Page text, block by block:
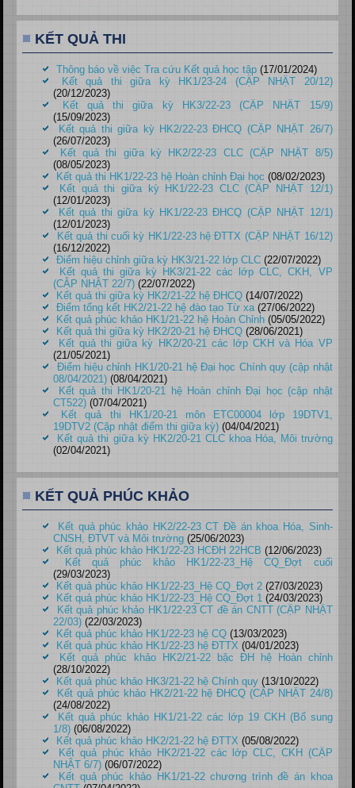
KẾT QUẢ THI
Thông báo về việc Tra cứu Kết quả học tập (17/01/2024)
Kết quả thi giữa kỳ HK1/23-24 (CẬP NHẬT 20/12)
(20/12/2023)
Kết quả thi giữa kỳ HK3/22-23 (CẬP NHẬT 15/9)
(15/09/2023)
Kết quả thi giữa kỳ HK2/22-23 ĐHCQ (CẬP NHẬT 26/7)
(26/07/2023)
Kết quả thi giữa kỳ HK2/22-23 CLC (CẬP NHẬT 8/5)
(08/05/2023)
Kết quả thi HK1/22-23 hệ Hoàn chỉnh Đại học (08/02/2023)
Kết quả thi giữa kỳ HK1/22-23 CLC (CẬP NHẬT 12/1)
(12/01/2023)
Kết quả thi giữa kỳ HK1/22-23 ĐHCQ (CẬP NHẬT 12/1)
(12/01/2023)
Kết quả thi cuối kỳ HK1/22-23 hệ ĐTTX (CẬP NHẬT 16/12)
(16/12/2022)
Điểm hiệu chỉnh giữa kỳ HK3/21-22 lớp CLC (22/07/2022)
Kết quả thi giữa kỳ HK3/21-22 các lớp CLC, CKH, VP
(CẬP NHẬT 22/7) (22/07/2022)
Kết quả thi giữa kỳ HK2/21-22 hệ ĐHCQ (14/07/2022)
Điểm tổng kết HK2/21-22 hệ đào tạo Từ xa (27/06/2022)
Kết quả phúc khảo HK1/21-22 hệ Hoàn Chỉnh (05/05/2022)
Kết quả thi giữa kỳ HK2/20-21 hệ ĐHCQ (28/06/2021)
Kết quả thi giữa kỳ HK2/20-21 các lớp CKH và Hóa VP
(21/05/2021)
Điểm hiệu chỉnh HK1/20-21 hệ Đại học Chính quy (cập nhật
08/04/2021) (08/04/2021)
Kết quả thi HK1/20-21 hệ Hoàn chỉnh Đại học (cập nhật
CT522) (07/04/2021)
Kết quả thi HK1/20-21 môn ETC00004 lớp 19DTV1,
19DTV2 (Cập nhật điểm thi giữa kỳ) (04/04/2021)
Kết quả thi giữa kỳ HK2/20-21 CLC khoa Hóa, Môi trường
(02/04/2021)
KẾT QUẢ PHÚC KHẢO
Kết quả phúc khảo HK2/22-23 CT Đề án khoa Hóa, Sinh-
CNSH, ĐTVT và Môi trường (25/06/2023)
Kết quả phúc khảo HK1/22-23 HCĐH 22HCB (12/06/2023)
Kết quả phúc khảo HK1/22-23_Hệ CQ_Đợt cuối
(29/03/2023)
Kết quả phúc khảo HK1/22-23_Hệ CQ_Đợt 2 (27/03/2023)
Kết quả phúc khảo HK1/22-23_Hệ CQ_Đợt 1 (24/03/2023)
Kết quả phúc khảo HK1/22-23 CT đề án CNTT (CẬP NHẬT
22/03) (22/03/2023)
Kết quả phúc khảo HK1/22-23 hệ CQ (13/03/2023)
Kết quả phúc khảo HK1/22-23 hệ ĐTTX (04/01/2023)
Kết quả phúc khảo HK2/21-22 bậc ĐH hệ Hoàn chỉnh
(28/10/2022)
Kết quả phúc khảo HK3/21-22 hệ Chính quy (13/10/2022)
Kết quả phúc khảo HK2/21-22 hệ ĐHCQ (CẬP NHẬT 24/8)
(24/08/2022)
Kết quả phúc khảo HK1/21-22 các lớp 19 CKH (Bổ sung
1/8) (06/08/2022)
Kết quả phúc khảo HK2/21-22 hệ ĐTTX (05/08/2022)
Kết quả phúc khảo HK2/21-22 các lớp CLC, CKH (CẬP
NHẬT 6/7) (06/07/2022)
Kết quả phúc khảo HK1/21-22 chương trình đề án khoa